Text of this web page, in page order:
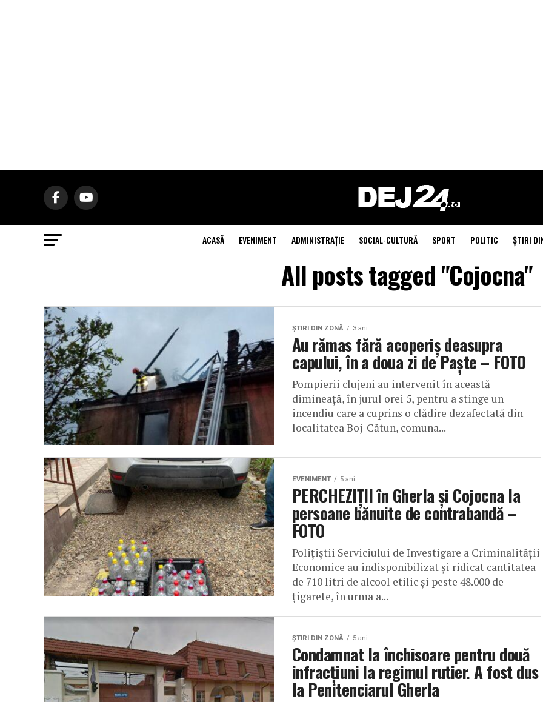
ACASĂ EVENIMENT ADMINISTRAŢIE SOCIAL-CULTURĂ SPORT POLITIC ŞTIRI
All posts tagged "Cojocna"
ŞTIRI DIN ZONĂ 3 ani
Au rămas fără acoperiș deasupra
capului, în a doua zi de Paște – FOTO
Pompierii clujeni au intervenit în această
dimineață, în jurul orei 5, pentru a stinge un
incendiu care a cuprins o clădire dezafectată din
localitatea Boj-Cătun, comuna...
EVENIMENT 5 ani
PERCHEZIȚII în Gherla și Cojocna la
persoane bănuite de contrabandă –
FOTO
Polițiștii Serviciului de Investigare a Criminalității
Economice au indisponibilizat și ridicat cantitatea
de 710 litri de alcool etilic și peste 48.000 de
țigarete, în urma a...
ŞTIRI DIN ZONĂ 5 ani
Condamnat la închisoare pentru două
infracțiuni la regimul rutier. A fost dus
la Penitenciarul Gherla